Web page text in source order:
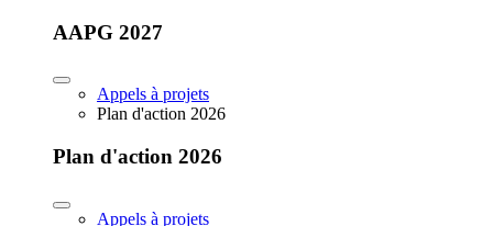
AAPG 2027
Appels à projets
Plan d'action 2026
Plan d'action 2026
Appels à projets